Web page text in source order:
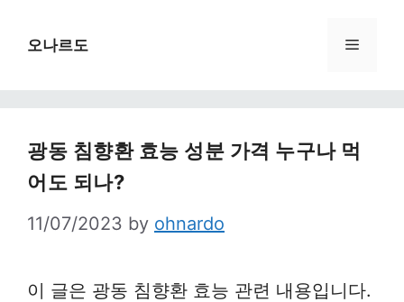
오나르도 Menu
광동 침향환 효능 성분 가격 누구나 먹
어도 되나?
11/07/2023 by ohnardo
이 글은 광동 침향환 효능 관련 내용입니다.